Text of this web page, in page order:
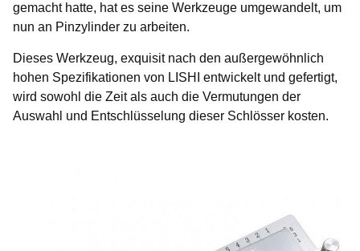
gemacht hatte, hat es seine Werkzeuge umgewandelt, um
nun an Pinzylinder zu arbeiten.
Dieses Werkzeug, exquisit nach den außergewöhnlich
hohen Spezifikationen von LISHI entwickelt und gefertigt,
wird sowohl die Zeit als auch die Vermutungen der
Auswahl und Entschlüsselung dieser Schlösser kosten.